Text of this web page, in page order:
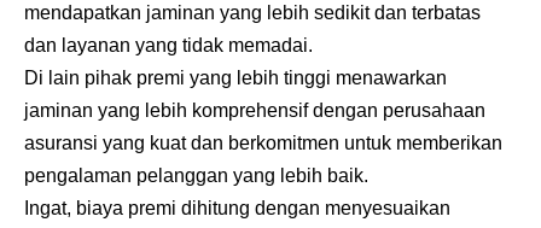
mendapatkan jaminan yang lebih sedikit dan terbatas
dan layanan yang tidak memadai.
Di lain pihak premi yang lebih tinggi menawarkan
jaminan yang lebih komprehensif dengan perusahaan
asuransi yang kuat dan berkomitmen untuk memberikan
pengalaman pelanggan yang lebih baik.
Ingat, biaya premi dihitung dengan menyesuaikan